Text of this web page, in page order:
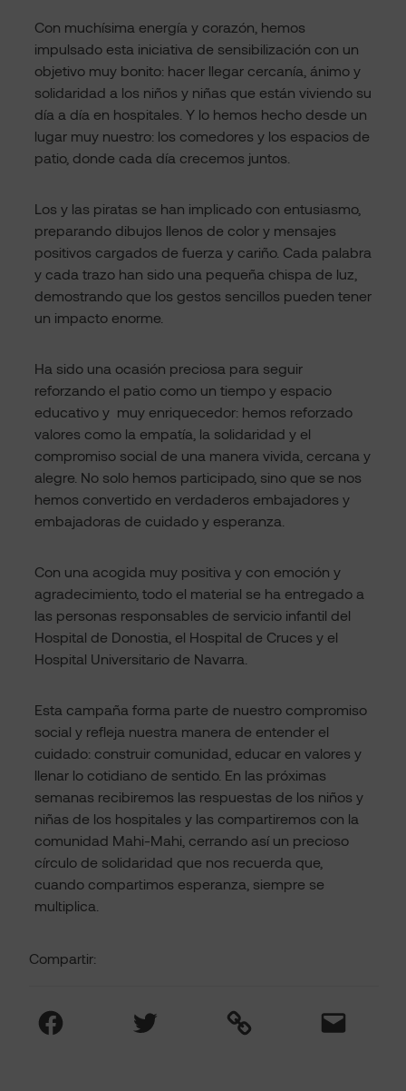
Compartir:
Facebook Twitter Link Mail
Con muchísima energía y corazón, hemos
impulsado esta iniciativa de sensibilización con un
objetivo muy bonito: hacer llegar cercanía, ánimo y
solidaridad a los niños y niñas que están viviendo su
día a día en hospitales. Y lo hemos hecho desde un
lugar muy nuestro: los comedores y los espacios de
patio, donde cada día crecemos juntos.
Los y las piratas se han implicado con entusiasmo,
preparando dibujos llenos de color y mensajes
positivos cargados de fuerza y cariño. Cada palabra
y cada trazo han sido una pequeña chispa de luz,
demostrando que los gestos sencillos pueden tener
un impacto enorme.
Ha sido una ocasión preciosa para seguir
reforzando el patio como un tiempo y espacio
educativo y muy enriquecedor: hemos reforzado
valores como la empatía, la solidaridad y el
compromiso social de una manera vivida, cercana y
alegre. No solo hemos participado, sino que se nos
hemos convertido en verdaderos embajadores y
embajadoras de cuidado y esperanza.
Con una acogida muy positiva y con emoción y
agradecimiento, todo el material se ha entregado a
las personas responsables de servicio infantil del
Hospital de Donostia, el Hospital de Cruces y el
Hospital Universitario de Navarra.
Esta campaña forma parte de nuestro compromiso
social y refleja nuestra manera de entender el
cuidado: construir comunidad, educar en valores y
llenar lo cotidiano de sentido. En las próximas
semanas recibiremos las respuestas de los niños y
niñas de los hospitales y las compartiremos con la
comunidad Mahi-Mahi, cerrando así un precioso
círculo de solidaridad que nos recuerda que,
cuando compartimos esperanza, siempre se
multiplica.